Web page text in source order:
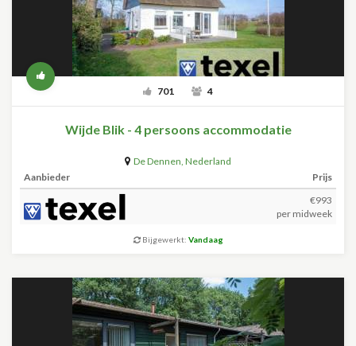
701 4
Wijde Blik - 4 persoons accommodatie
De Dennen, Nederland
Aanbieder
Prijs
€993
per midweek
Bijgewerkt: Vandaag